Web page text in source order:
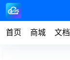
首页 商城 文档